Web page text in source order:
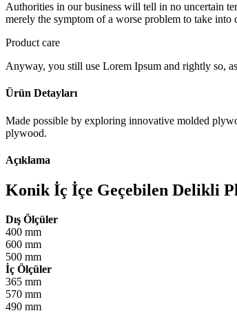
Authorities in our business will tell in no uncertain
merely the symptom of a worse problem to take into
Product care
Anyway, you still use Lorem Ipsum and rightly so,
Ürün Detayları
Made possible by exploring innovative molded
plywood.
Açıklama
Konik İç İçe Geçebilen Delikli
Dış Ölçüler
400 mm
600 mm
500 mm
İç Ölçüler
365 mm
570 mm
490 mm